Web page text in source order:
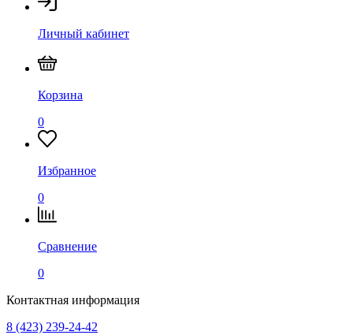
Личный кабинет
Корзина
0
Избранное
0
Сравнение
0
Контактная информация
8 (423) 239-24-42